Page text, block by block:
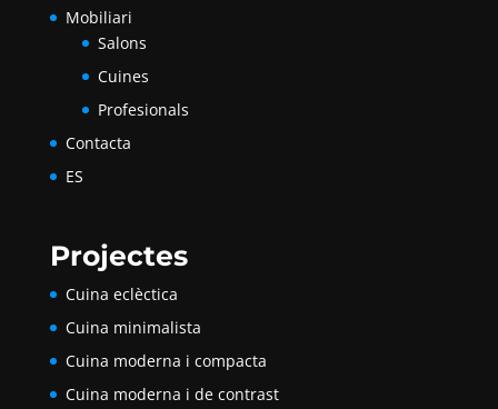
Mobiliari
Salons
Cuines
Profesionals
Contacta
ES
Projectes
Cuina eclèctica
Cuina minimalista
Cuina moderna i compacta
Cuina moderna i de contrast